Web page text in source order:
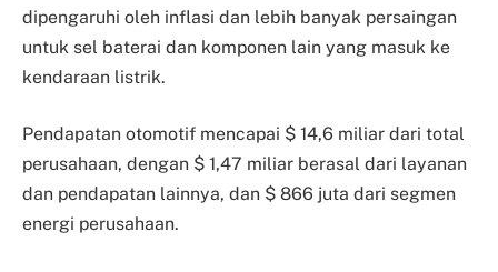
dipengaruhi oleh inflasi dan lebih banyak persaingan
untuk sel baterai dan komponen lain yang masuk ke
kendaraan listrik.
Pendapatan otomotif mencapai $ 14,6 miliar dari total
perusahaan, dengan $ 1,47 miliar berasal dari layanan
dan pendapatan lainnya, dan $ 866 juta dari segmen
energi perusahaan.